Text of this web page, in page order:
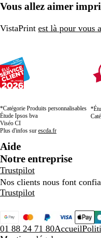
Vous allez aimer
VistaPrint est là pour vous
*Catégorie Produits personnalisables
Étude Ipsos bva
Viséo CI
Plus d'infos sur escda.fr
Aide
Notre entreprise
Trustpilot
Nos clients nous font
Trustpilot
01 88 24 71 80Accueil